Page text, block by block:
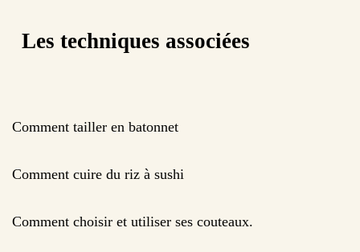
Les techniques associées
Comment tailler en batonnet
Comment cuire du riz à sushi
Comment choisir et utiliser ses couteaux.